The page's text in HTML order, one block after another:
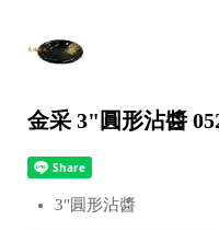
金采 3"圓形沾醬
3"圓形沾醬